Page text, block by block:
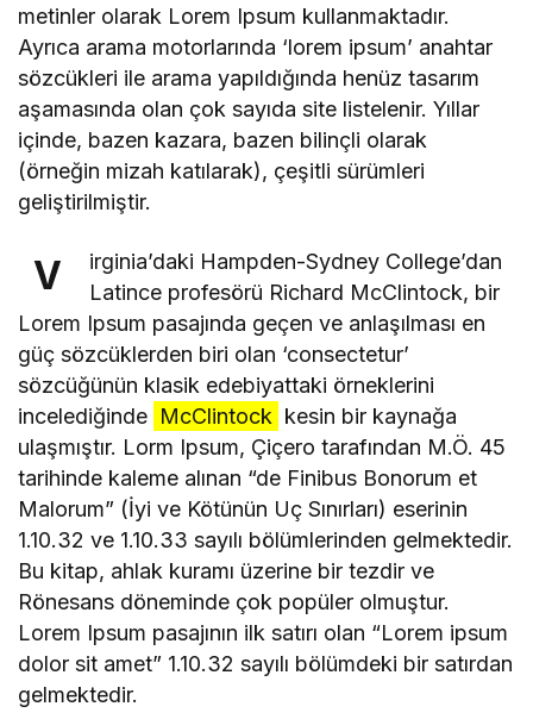
metinler olarak Lorem Ipsum kullanmaktadır.
Ayrıca arama motorlarında ‘lorem ipsum’ anahtar
sözcükleri ile arama yapıldığında henüz tasarım
aşamasında olan çok sayıda site listelenir. Yıllar
içinde, bazen kazara, bazen bilinçli olarak
(örneğin mizah katılarak), çeşitli sürümleri
geliştirilmiştir.
V
irginia’daki Hampden-Sydney College’dan
Latince profesörü Richard McClintock, bir
Lorem Ipsum pasajında geçen ve anlaşılması en
güç sözcüklerden biri olan ‘consectetur’
sözcüğünün klasik edebiyattaki örneklerini
incelediğinde McClintock kesin bir kaynağa
ulaşmıştır. Lorm Ipsum, Çiçero tarafından M.Ö. 45
tarihinde kaleme alınan “de Finibus Bonorum et
Malorum” (İyi ve Kötünün Uç Sınırları) eserinin
1.10.32 ve 1.10.33 sayılı bölümlerinden gelmektedir.
Bu kitap, ahlak kuramı üzerine bir tezdir ve
Rönesans döneminde çok popüler olmuştur.
Lorem Ipsum pasajının ilk satırı olan “Lorem ipsum
dolor sit amet” 1.10.32 sayılı bölümdeki bir satırdan
gelmektedir.